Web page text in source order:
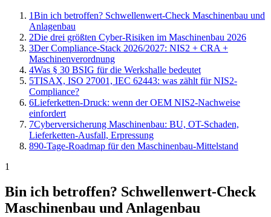
1Bin ich betroffen? Schwellenwert-Check Maschinenbau und
Anlagenbau
2Die drei größten Cyber-Risiken im Maschinenbau 2026
3Der Compliance-Stack 2026/2027: NIS2 + CRA +
Maschinenverordnung
4Was § 30 BSIG für die Werkshalle bedeutet
5TISAX, ISO 27001, IEC 62443: was zählt für NIS2-
Compliance?
6Lieferketten-Druck: wenn der OEM NIS2-Nachweise
einfordert
7Cyberversicherung Maschinenbau: BU, OT-Schaden,
Lieferketten-Ausfall, Erpressung
890-Tage-Roadmap für den Maschinenbau-Mittelstand
1
Bin ich betroffen? Schwellenwert-Check
Maschinenbau und Anlagenbau